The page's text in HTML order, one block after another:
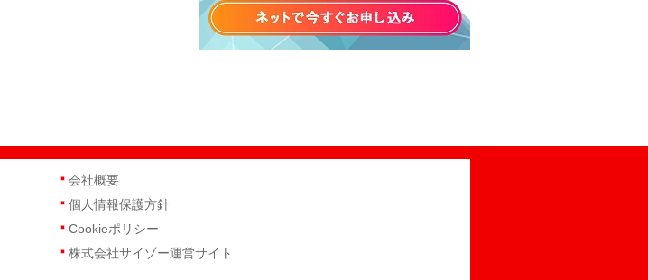
会社概要
個人情報保護方針
Cookieポリシー
株式会社サイゾー運営サイト